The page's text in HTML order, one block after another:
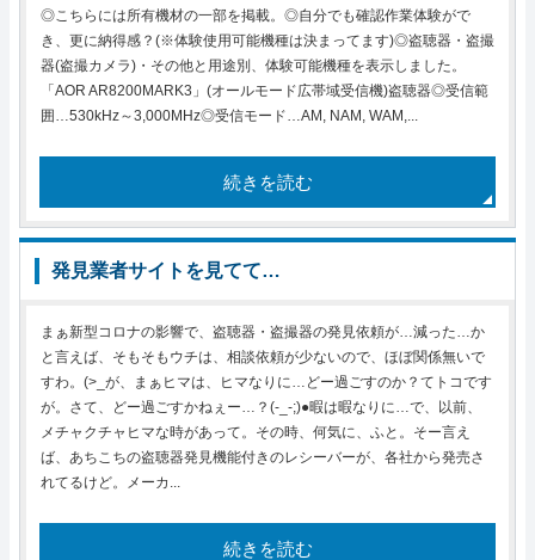
◎こちらには所有機材の一部を掲載。◎自分でも確認作業体験がで
き、更に納得感？(※体験使用可能機種は決まってます)◎盗聴器・盗撮
器(盗撮カメラ)・その他と用途別、体験可能機種を表示しました。
「AOR AR8200MARK3」(オールモード広帯域受信機)盗聴器◎受信範
囲…530kHz～3,000MHz◎受信モード…AM, NAM, WAM,...
続きを読む
発見業者サイトを見てて…
まぁ新型コロナの影響で、盗聴器・盗撮器の発見依頼が…減った…か
と言えば、そもそもウチは、相談依頼が少ないので、ほぼ関係無いで
すわ。(>_が、まぁヒマは、ヒマなりに…どー過ごすのか？てトコです
が。さて、どー過ごすかねぇー…？(-_-;)●暇は暇なりに…で、以前、
メチャクチャヒマな時があって。その時、何気に、ふと。そー言え
ば、あちこちの盗聴器発見機能付きのレシーバーが、各社から発売さ
れてるけど。メーカ...
続きを読む